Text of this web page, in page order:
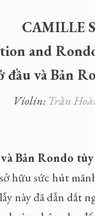
CAMILLE
and
đầu và Bản
Violin: Trần
Bản Rondo
hữu sức hút
này đã dẫn dắt